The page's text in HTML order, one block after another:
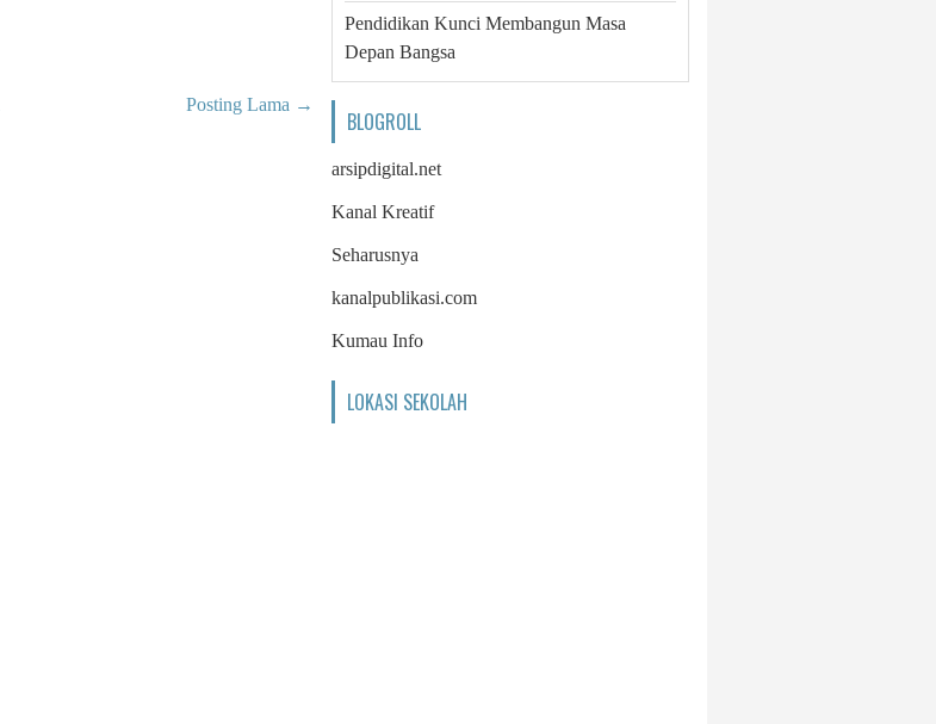
Posting Lama →
Pendidikan Kunci Membangun Masa
Depan Bangsa
BLOGROLL
arsipdigital.net
Kanal Kreatif
Seharusnya
kanalpublikasi.com
Kumau Info
LOKASI SEKOLAH